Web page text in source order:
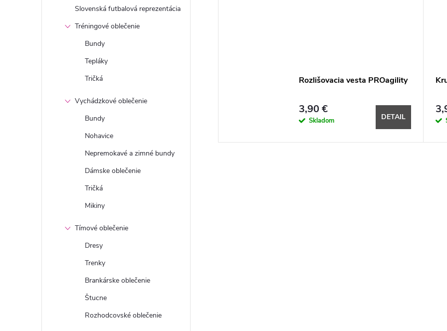
Slovenská futbalová reprezentácia
Tréningové oblečenie
Bundy
Tepláky
Tričká
Vychádzkové oblečenie
Bundy
Nohavice
Nepremokavé a zimné bundy
Dámske oblečenie
Tričká
Mikiny
Tímové oblečenie
Dresy
Trenky
Brankárske oblečenie
Štucne
Rozhodcovské oblečenie
Rozlišovacia vesta PROagility
3,90 €
Skladom DETAIL